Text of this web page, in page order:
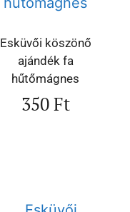
Esküvői köszönő
ajándék fa
hűtőmágnes
350Ft